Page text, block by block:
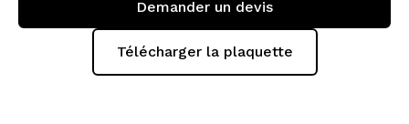
Demander un devis
Télécharger la plaquette